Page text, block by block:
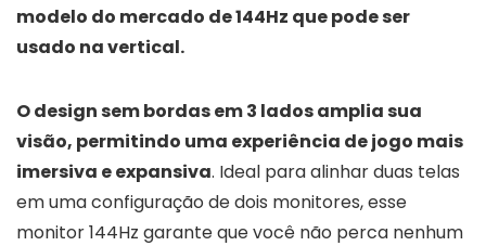
modelo do mercado de 144Hz que pode ser
usado na vertical.
O design sem bordas em 3 lados amplia sua
visão, permitindo uma experiência de jogo mais
imersiva e expansiva. Ideal para alinhar duas telas
em uma configuração de dois monitores, esse
monitor 144Hz garante que você não perca nenhum